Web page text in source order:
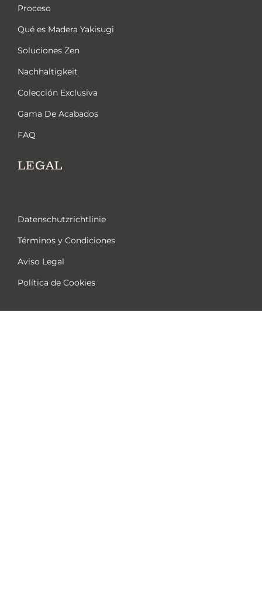
Proceso
Qué es Madera Yakisugi
Soluciones Zen
Nachhaltigkeit
Colección Exclusiva
Gama De Acabados
FAQ
LEGAL
Datenschutzrichtlinie
Términos y Condiciones
Aviso Legal
Política de Cookies